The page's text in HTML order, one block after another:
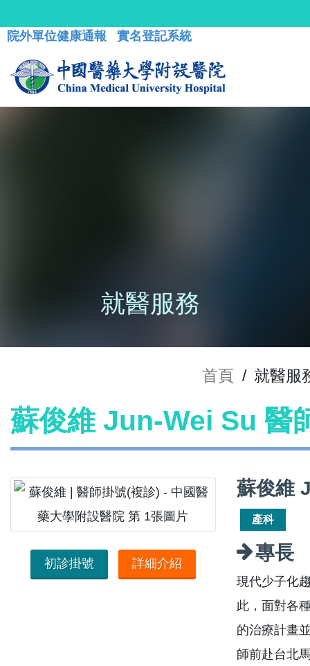
院外單位健康通報 實名登記系統
就醫服務
首頁 / 就醫服
蘇俊維 Jun-Wei Su 醫
初診掛號 詳細介紹
蘇俊維
產科
專長
現代少子化
此，面對各
的治療計畫
師前赴台北